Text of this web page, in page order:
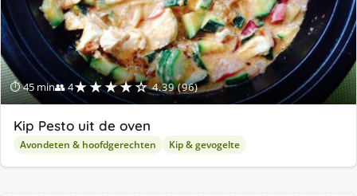
⏱ 45 min👥 4★★★★☆ 4.39 (96)
Kip Pesto uit de oven
Avondeten & hoofdgerechten Kip & gevogelte